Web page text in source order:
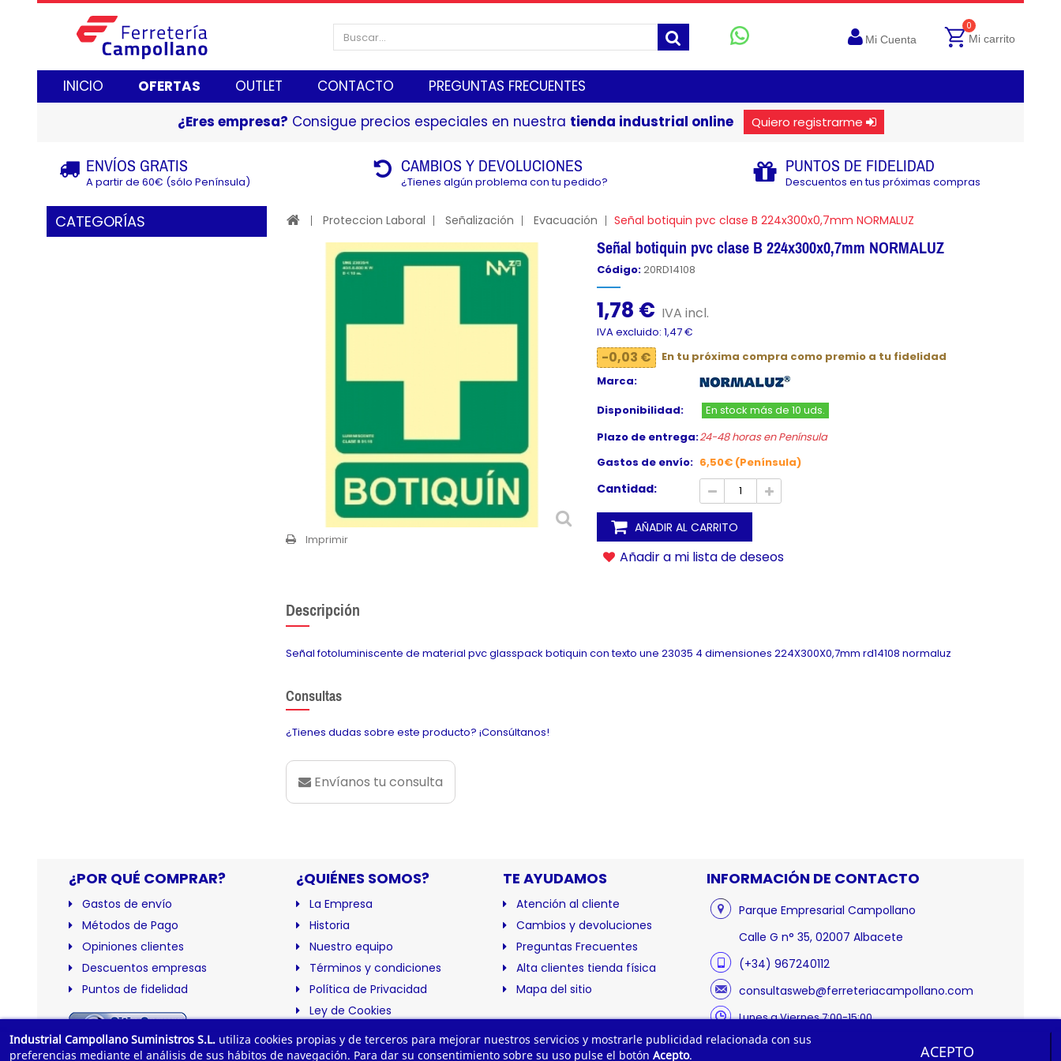
INICIO OFERTAS OUTLET CONTACTO PREGUNTAS FRECUENTES
Mi Cuenta
0
Mi carrito
¿Eres empresa? Consigue precios especiales en nuestra tienda industrial online Quiero registrarme
ENVÍOS GRATIS
A partir de 60€ (sólo Península)
CAMBIOS Y DEVOLUCIONES
¿Tienes algún problema con tu pedido?
PUNTOS DE FIDELIDAD
Descuentos en tus próximas compras
CATEGORÍAS Proteccion Laboral Señalización Evacuación Señal botiquin pvc clase B 224x300x0,7mm NORMALUZ
Imprimir
Señal botiquin pvc clase B 224x300x0,7mm NORMALUZ
Código:20RD14108
1,78 € IVA incl.
IVA excluido: 1,47 €
-0,03 €
En tu próxima compra como premio a tu fidelidad
Marca:
Disponibilidad:
En stock más de 10 uds.
Plazo de entrega:24-48 horas en Península
Gastos de envío: 6,50€ (Península)
Cantidad:
AÑADIR AL CARRITO
Añadir a mi lista de deseos
Descripción
Señal fotoluminiscente de material pvc glasspack botiquin con texto une 23035 4 dimensiones 224X300X0,7mm rd14108 normaluz
Consultas
¿Tienes dudas sobre este producto? ¡Consúltanos!
Envíanos tu consulta
¿POR QUÉ COMPRAR?
Gastos de envío
Métodos de Pago
Opiniones clientes
Descuentos empresas
Puntos de fidelidad
¿QUIÉNES SOMOS?
La Empresa
Historia
Nuestro equipo
Términos y condiciones
Política de Privacidad
Ley de Cookies
Certificación
TE AYUDAMOS
Atención al cliente
Cambios y devoluciones
Preguntas Frecuentes
Alta clientes tienda física
Mapa del sitio
INFORMACIÓN DE CONTACTO
Parque Empresarial Campollano
Calle G n° 35, 02007 Albacete
(+34) 967240112
consultasweb@ferreteriacampollano.com
Lunes a Viernes 7:00-15:00
Industrial Campollano Suministros S.L. utiliza cookies propias y de terceros para mejorar nuestros servicios y mostrarle publicidad relacionada con sus
preferencias mediante el análisis de sus hábitos de navegación. Para dar su consentimiento sobre su uso pulse el botón Acepto. ACEPTO